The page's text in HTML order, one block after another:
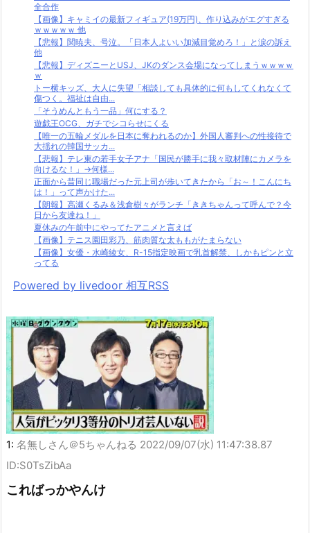
全合作
【画像】キャミイの最新フィギュア(19万円)、作り込みがエグすぎる
ｗｗｗｗｗ 他
【悲報】関暁夫、号泣。「日本人よいい加減目覚めろ！」と涙の訴え
他
【悲報】ディズニーとUSJ、JKのダンス会場になってしまうｗｗｗｗ
ｗ
トー横キッズ、大人に失望「相談しても具体的に何もしてくれなくて
傷つく。福祉は自由...
「そうめんともう一品」何にする？
遊戯王OCG、ガチでシコらせにくる
【唯一の五輪メダルを日本に奪われるのか】外国人審判への性接待で
大揺れの韓国サッカ...
【悲報】テレ東の若手女子アナ「国民が勝手に我々取材陣にカメラを
向けるな！」→何様...
正面から昔同じ職場だった元上司が歩いてきたから「お～！こんにち
は！」って声かけた...
【朗報】高瀬くるみ＆浅倉樹々がランチ「ききちゃんって呼んで？今
日から友達ね！」
夏休みの午前中にやってたアニメと言えば
【画像】テニス園田彩乃、筋肉質な太ももがたまらない
【画像】女優・水崎綾女、R-15指定映画で乳首解禁、しかもピンと立
ってる
Powered by livedoor 相互RSS
1: 名無しさん＠5ちゃんねる 2022/09/07(水) 11:47:38.87
ID:S0TsZibAa
こればっかやんけ